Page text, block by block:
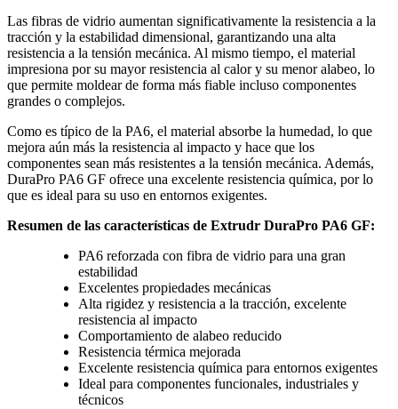
Las fibras de vidrio aumentan significativamente la resistencia a la
tracción y la estabilidad dimensional, garantizando una alta
resistencia a la tensión mecánica. Al mismo tiempo, el material
impresiona por su mayor resistencia al calor y su menor alabeo, lo
que permite moldear de forma más fiable incluso componentes
grandes o complejos.
Como es típico de la PA6, el material absorbe la humedad, lo que
mejora aún más la resistencia al impacto y hace que los
componentes sean más resistentes a la tensión mecánica. Además,
DuraPro PA6 GF ofrece una excelente resistencia química, por lo
que es ideal para su uso en entornos exigentes.
Resumen de las características de Extrudr DuraPro PA6 GF:
PA6 reforzada con fibra de vidrio para una gran
estabilidad
Excelentes propiedades mecánicas
Alta rigidez y resistencia a la tracción, excelente
resistencia al impacto
Comportamiento de alabeo reducido
Resistencia térmica mejorada
Excelente resistencia química para entornos exigentes
Ideal para componentes funcionales, industriales y
técnicos